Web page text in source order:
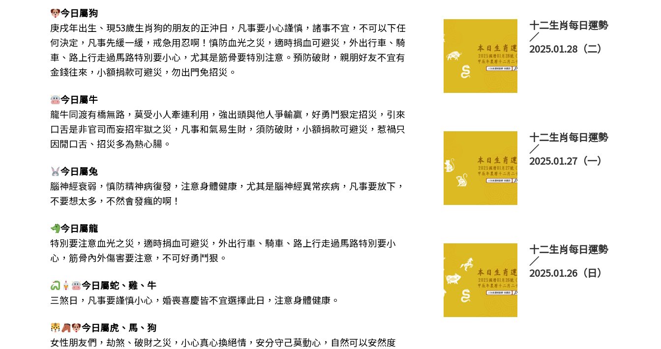
今日屬狗
庚戌年出生、現53歲生肖狗的朋友的正沖日，凡事要小心謹慎，諸事不宜，不可以下任
何決定，凡事先緩一緩，戒急用忍啊！慎防血光之災，適時捐血可避災，外出行車、騎
車、路上行走過馬路特別要小心，尤其是筋骨要特別注意。預防破財，親朋好友不宜有
金錢往來，小額捐款可避災，勿出門免招災。
今日屬牛
龍牛同渡有橋無路，莫受小人牽連利用，強出頭與他人爭輸贏，好勇鬥狠定招災，引來
口舌是非官司而妄招牢獄之災，凡事和氣易生財，須防破財，小額捐款可避災，惹禍只
因閒口舌、招災多為熱心腸。
今日屬兔
腦神經衰弱，慎防精神病復發，注意身體健康，尤其是腦神經異常疾病，凡事要放下，
不要想太多，不然會發瘋的啊！
今日屬龍
特別要注意血光之災，適時捐血可避災，外出行車、騎車、路上行走過馬路特別要小
心，筋骨內外傷害要注意，不可好勇鬥狠。
今日屬蛇、 雞、 牛
三煞日，凡事要謹慎小心，婚喪喜慶皆不宜選擇此日，注意身體健康。
今日屬虎、 馬、 狗
女性朋友們，劫煞、破財之災，小心真心換絕情，安分守己莫動心，自然可以安然度
十二生肖每日運勢
／
2025.01.28（二）
十二生肖每日運勢
／
2025.01.27（一）
十二生肖每日運勢
／
2025.01.26（日）